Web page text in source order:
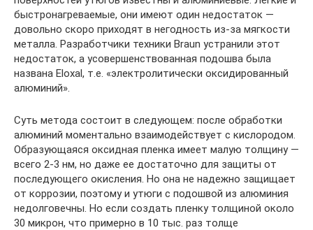
быстронагреваемые, они имеют один недостаток —
довольно скоро приходят в негодность из-за мягкости
металла. Разработчики техники Braun устранили этот
недостаток, а усовершенствованная подошва была
названа Eloxal, т.е. «электролитически оксидированный
алюминий».
Суть метода состоит в следующем: после обработки
алюминий моментально взаимодействует с кислородом.
Образующаяся оксидная пленка имеет малую толщину —
всего 2-3 нм, но даже ее достаточно для защиты от
последующего окисления. Но она не надежно защищает
от коррозии, поэтому и утюги с подошвой из алюминия
недолговечны. Но если создать пленку толщиной около
30 микрон, что примерно в 10 тыс. раз толще